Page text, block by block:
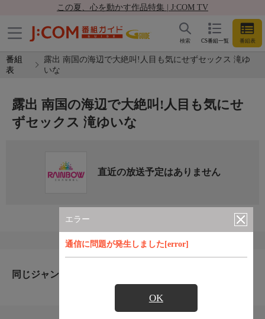
この夏、心を動かす作品特集 | J:COM TV
CS番組一覧 番組表
検索
番組
表
露出 南国の海辺で大絶叫!人目も気にせずセックス 滝ゆ
いな
エラー
通信に問題が発生しました[error]
OK
露出 南国の海辺で大絶叫!人目も気にせ
ずセックス 滝ゆいな
直近の放送予定はありません
同じジャンルのおすすめ番組